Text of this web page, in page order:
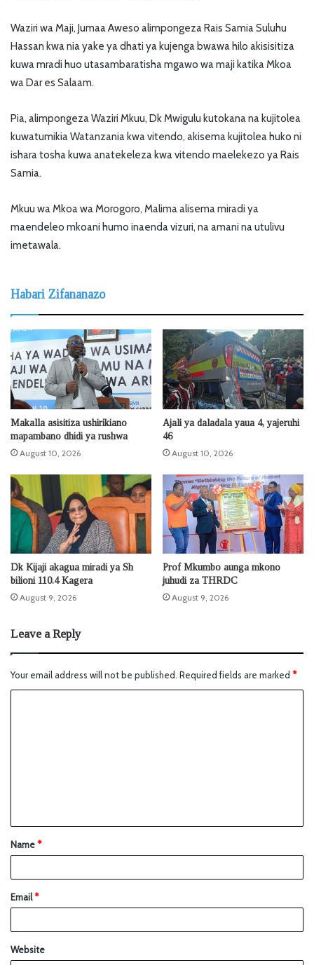
Waziri wa Maji, Jumaa Aweso alimpongeza Rais Samia Suluhu
Hassan kwa nia yake ya dhati ya kujenga bwawa hilo akisisitiza
kuwa mradi huo utasambaratisha mgawo wa maji katika Mkoa
wa Dar es Salaam.
Pia, alimpongeza Waziri Mkuu, Dk Mwigulu kutokana na kujitolea
kuwatumikia Watanzania kwa vitendo, akisema kujitolea huko ni
ishara tosha kuwa anatekeleza kwa vitendo maelekezo ya Rais
Samia.
Mkuu wa Mkoa wa Morogoro, Malima alisema miradi ya
maendeleo mkoani humo inaenda vizuri, na amani na utulivu
imetawala.
Habari Zifananazo
Makalla asisitiza ushirikiano
mapambano dhidi ya rushwa
August 10, 2026
Ajali ya daladala yaua 4, yajeruhi
46
August 10, 2026
Dk Kijaji akagua miradi ya Sh
bilioni 110.4 Kagera
August 9, 2026
Prof Mkumbo aunga mkono
juhudi za THRDC
August 9, 2026
Leave a Reply
Your email address will not be published. Required fields are marked *
Name*
Email*
Website